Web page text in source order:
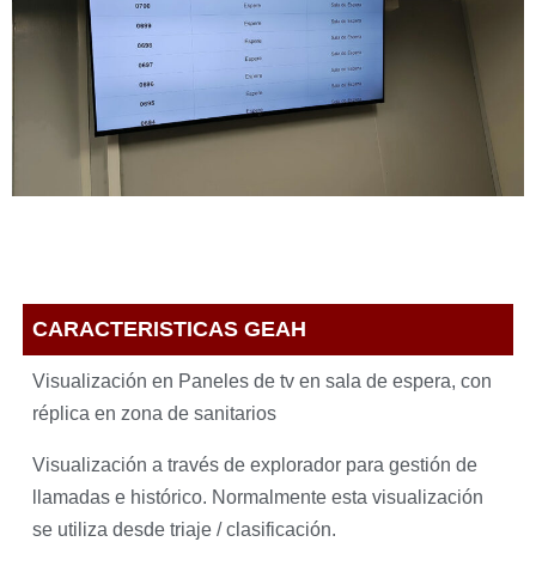
CARACTERISTICAS GEAH
Visualización en Paneles de tv en sala de espera, con
réplica en zona de sanitarios
Visualización a través de explorador para gestión de
llamadas e histórico. Normalmente esta visualización
se utiliza desde triaje / clasificación.